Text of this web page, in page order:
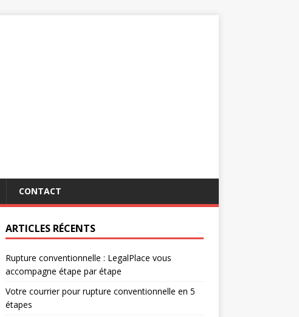
CONTACT
ARTICLES RÉCENTS
Rupture conventionnelle : LegalPlace vous
accompagne étape par étape
Votre courrier pour rupture conventionnelle en 5
étapes